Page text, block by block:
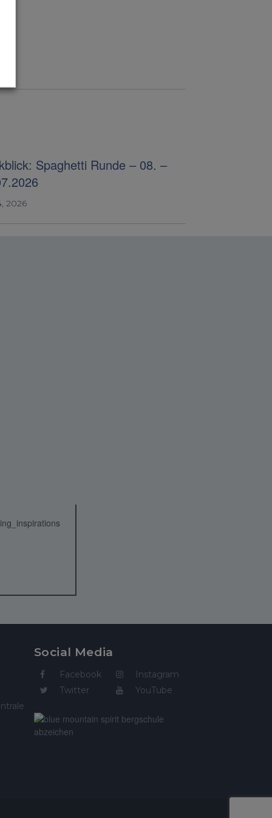
Spaghetti Runde – 08. –
2026
Social Media
Facebook
Twitter
Instagram
YouTube